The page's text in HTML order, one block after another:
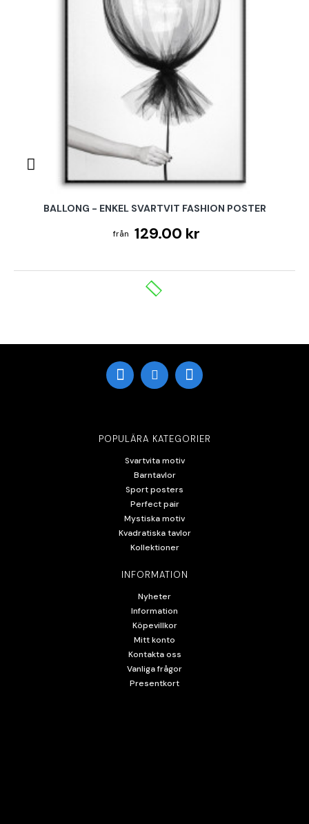
BALLONG - ENKEL SVARTVIT FASHION POSTER
129.00 kr
POPULÄRA KATEGORIER
Svartvita motiv
Barntavlor
Sport posters
Perfect pair
Mystiska motiv
Kvadratiska tavlor
Kollektioner
INFORMATION
Nyheter
Information
Köpevillkor
Mitt konto
Kontakta oss
Vanliga frågor
Presentkort